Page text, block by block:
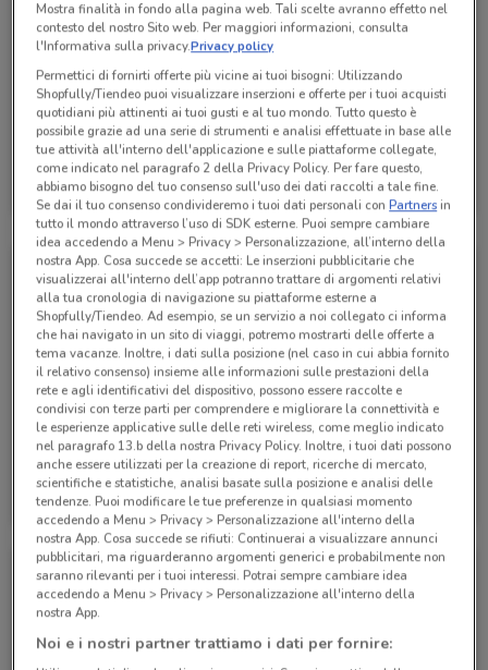
Alpitour
Scade il 31/01 285 m
Alpitour
Scade il 31/10 285 m
Alpitour
Scade il 31/10
Mostra finalità in fondo alla pagina web. Tali scelte avranno effetto nel
contesto del nostro Sito web. Per maggiori informazioni, consulta
l'Informativa sulla privacy.Privacy policy
Permettici di fornirti offerte più vicine ai tuoi bisogni: Utilizzando
Shopfully/Tiendeo puoi visualizzare inserzioni e offerte per i tuoi acquisti
quotidiani più attinenti ai tuoi gusti e al tuo mondo. Tutto questo è
possibile grazie ad una serie di strumenti e analisi effettuate in base alle
tue attività all'interno dell'applicazione e sulle piattaforme collegate,
come indicato nel paragrafo 2 della Privacy Policy. Per fare questo,
abbiamo bisogno del tuo consenso sull'uso dei dati raccolti a tale fine.
Se dai il tuo consenso condivideremo i tuoi dati personali conPartnersin
tutto il mondo attraverso l’uso di SDK esterne. Puoi sempre cambiare
idea accedendo a Menu > Privacy > Personalizzazione, all’interno della
nostra App. Cosa succede se accetti: Le inserzioni pubblicitarie che
visualizzerai all'interno dell’app potranno trattare di argomenti relativi
alla tua cronologia di navigazione su piattaforme esterne a
Shopfully/Tiendeo. Ad esempio, se un servizio a noi collegato ci informa
che hai navigato in un sito di viaggi, potremo mostrarti delle offerte a
tema vacanze. Inoltre, i dati sulla posizione (nel caso in cui abbia fornito
il relativo consenso) insieme alle informazioni sulle prestazioni della
rete e agli identificativi del dispositivo, possono essere raccolte e
condivisi con terze parti per comprendere e migliorare la connettività e
le esperienze applicative sulle delle reti wireless, come meglio indicato
nel paragrafo 13.b della nostra Privacy Policy. Inoltre, i tuoi dati possono
anche essere utilizzati per la creazione di report, ricerche di mercato,
scientifiche e statistiche, analisi basate sulla posizione e analisi delle
tendenze. Puoi modificare le tue preferenze in qualsiasi momento
accedendo a Menu > Privacy > Personalizzazione all'interno della
nostra App. Cosa succede se rifiuti: Continuerai a visualizzare annunci
pubblicitari, ma riguarderanno argomenti generici e probabilmente non
saranno rilevanti per i tuoi interessi. Potrai sempre cambiare idea
accedendo a Menu > Privacy > Personalizzazione all'interno della
nostra App.
Noi e i nostri partner trattiamo i dati per fornire: